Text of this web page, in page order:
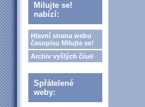
Milujte se!
nabízí:
Hlavní strana webu
časopisu Milujte se!
Archiv vyšlých čísel
Spřátelené
weby: